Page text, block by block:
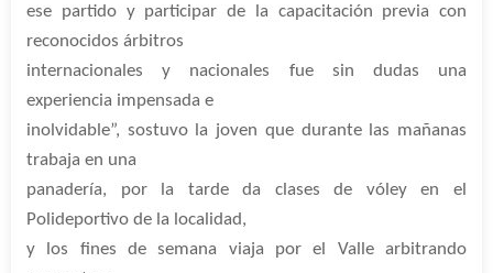
ese partido y participar de la capacitación previa con
reconocidos árbitros
internacionales y nacionales fue sin dudas una
experiencia impensada e
inolvidable”, sostuvo la joven que durante las mañanas
trabaja en una
panadería, por la tarde da clases de vóley en el
Polideportivo de la localidad,
y los fines de semana viaja por el Valle arbitrando